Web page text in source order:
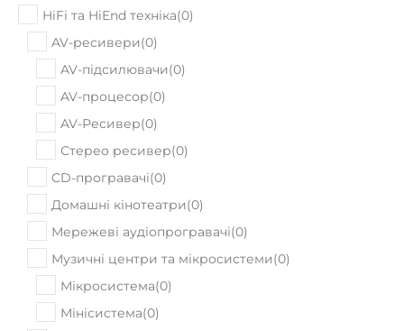
HiFi та HiEnd техніка(0)
AV-ресивери(0)
AV-підсилювачи(0)
AV-процесор(0)
AV-Ресивер(0)
Стерео ресивер(0)
CD-програвачі(0)
Домашні кінотеатри(0)
Мережеві аудіопрогравачі(0)
Музичні центри та мікросистеми(0)
Мікросистема(0)
Мінісистема(0)